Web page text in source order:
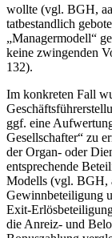
wollte (vgl. BGH,
tatbestandlich
„Managermodell“
keine zwingenden
132).
Im konkreten Fall
ggf. eine
Gesellschafter“ zu
der Organ- oder
entsprechende
Modells (vgl. BGH,
Gewinnbeteiligung
die Anreiz- und